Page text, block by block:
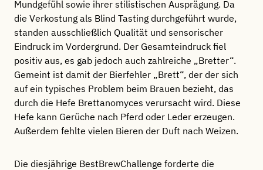
Mundgefühl sowie ihrer stilistischen Ausprägung. Da
die Verkostung als Blind Tasting durchgeführt wurde,
standen ausschließlich Qualität und sensorischer
Eindruck im Vordergrund. Der Gesamteindruck fiel
positiv aus, es gab jedoch auch zahlreiche „Bretter“.
Gemeint ist damit der Bierfehler „Brett“, der der sich
auf ein typisches Problem beim Brauen bezieht, das
durch die Hefe Brettanomyces verursacht wird. Diese
Hefe kann Gerüche nach Pferd oder Leder erzeugen.
Außerdem fehlte vielen Bieren der Duft nach Weizen.
Die diesjährige BestBrewChallenge forderte die